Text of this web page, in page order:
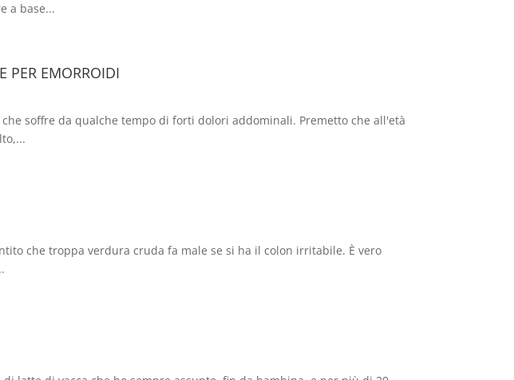
a base...
PER EMORROIDI
che soffre da qualche tempo di forti dolori addominali. Premetto che all'età
che troppa verdura cruda fa male se si ha il colon irritabile. È vero